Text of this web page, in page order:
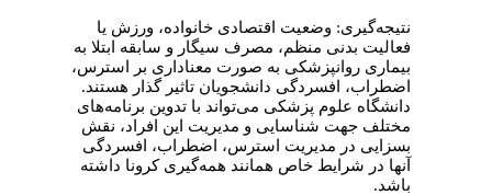
نتیجه‌گیری: وضعیت اقتصادی خانواده، ورزش یا
فعالیت بدنی منظم، مصرف سیگار و سابقه ابتلا به
بیماری روانپزشکی به صورت معناداری بر استرس،
اضطراب، افسردگی دانشجویان تاثیر گذار هستند.
دانشگاه علوم پزشکی می‌تواند با تدوین برنامه‌های
مختلف جهت شناسایی و مدیریت این افراد، نقش
بسزایی در مدیریت استرس، اضطراب، افسردگی
آنها در شرایط خاص همانند همه‌گیری کرونا داشته
باشد.